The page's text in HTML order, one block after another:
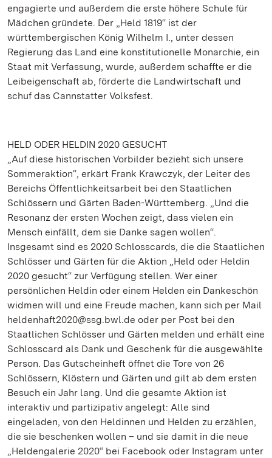
engagierte und außerdem die erste höhere Schule für
Mädchen gründete. Der „Held 1819“ ist der
württembergischen König Wilhelm I., unter dessen
Regierung das Land eine konstitutionelle Monarchie, ein
Staat mit Verfassung, wurde, außerdem schaffte er die
Leibeigenschaft ab, förderte die Landwirtschaft und
schuf das Cannstatter Volksfest.
HELD ODER HELDIN 2020 GESUCHT
„Auf diese historischen Vorbilder bezieht sich unsere
Sommeraktion“, erkärt Frank Krawczyk, der Leiter des
Bereichs Öffentlichkeitsarbeit bei den Staatlichen
Schlössern und Gärten Baden-Württemberg. „Und die
Resonanz der ersten Wochen zeigt, dass vielen ein
Mensch einfällt, dem sie Danke sagen wollen“.
Insgesamt sind es 2020 Schlosscards, die die Staatlichen
Schlösser und Gärten für die Aktion „Held oder Heldin
2020 gesucht“ zur Verfügung stellen. Wer einer
persönlichen Heldin oder einem Helden ein Dankeschön
widmen will und eine Freude machen, kann sich per Mail
heldenhaft2020@ssg.bwl.de oder per Post bei den
Staatlichen Schlösser und Gärten melden und erhält eine
Schlosscard als Dank und Geschenk für die ausgewählte
Person. Das Gutscheinheft öffnet die Tore von 26
Schlössern, Klöstern und Gärten und gilt ab dem ersten
Besuch ein Jahr lang. Und die gesamte Aktion ist
interaktiv und partizipativ angelegt: Alle sind
eingeladen, von den Heldinnen und Helden zu erzählen,
die sie beschenken wollen – und sie damit in die neue
„Heldengalerie 2020“ bei Facebook oder Instagram unter